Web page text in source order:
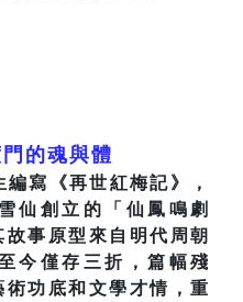
的魂與體
寫《再世紅梅記》，
仙創立的「仙鳳鳴劇
事原型來自明代周朝
今僅存三折，篇幅殘
功底和文學才情，重